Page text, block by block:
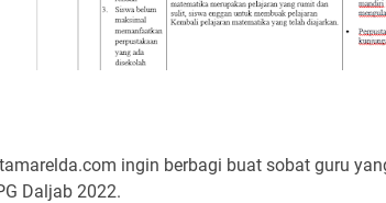
ingin berbagi buat sobat guru
Daljab 2022.